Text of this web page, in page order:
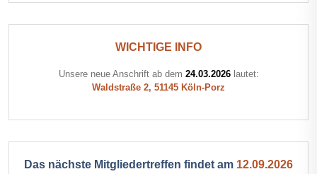
WICHTIGE INFO
Unsere neue Anschrift ab dem 24.03.2026lautet:
Waldstraße 2, 51145 Köln-Porz
Das nächste Mitgliedertreffen findet am 12.09.2026